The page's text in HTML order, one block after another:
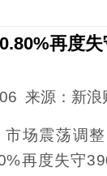
再度
来源： 新浪
场震荡调
再度失守